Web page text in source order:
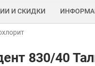
И СКИДКИ
830/40